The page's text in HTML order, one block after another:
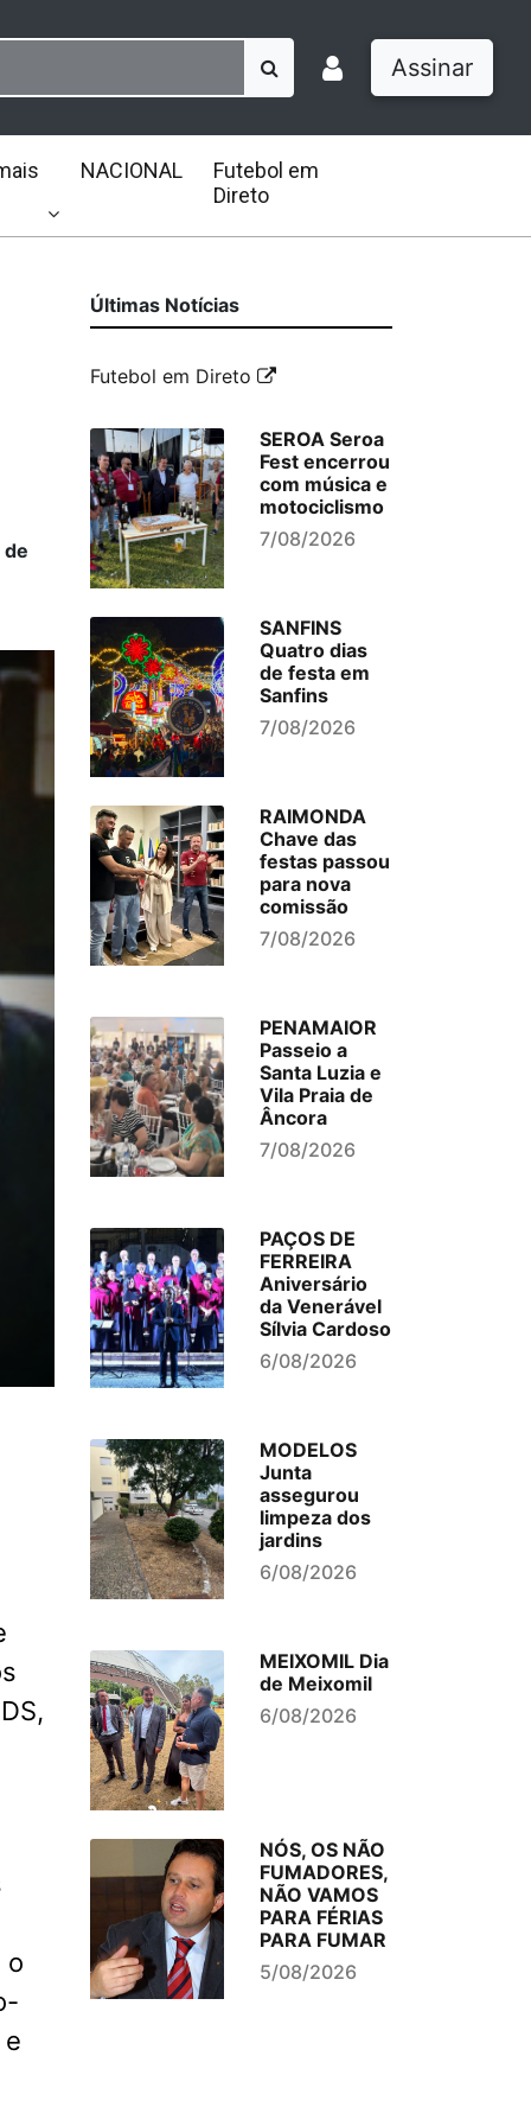
Assinar
NACIONAL
Futebol em
Direto
de
o
Últimas Notícias
Futebol em Direto
SEROA Seroa
Fest encerrou
com música e
motociclismo
7/08/2026
SANFINS
Quatro dias
de festa em
Sanfins
7/08/2026
RAIMONDA
Chave das
festas passou
para nova
comissão
7/08/2026
PENAMAIOR
Passeio a
Santa Luzia e
Vila Praia de
Âncora
7/08/2026
PAÇOS DE
FERREIRA
Aniversário
da Venerável
Sílvia Cardoso
6/08/2026
MODELOS
Junta
assegurou
limpeza dos
jardins
6/08/2026
MEIXOMIL Dia
de Meixomil
6/08/2026
NÓS, OS NÃO
FUMADORES,
NÃO VAMOS
PARA FÉRIAS
PARA FUMAR
5/08/2026